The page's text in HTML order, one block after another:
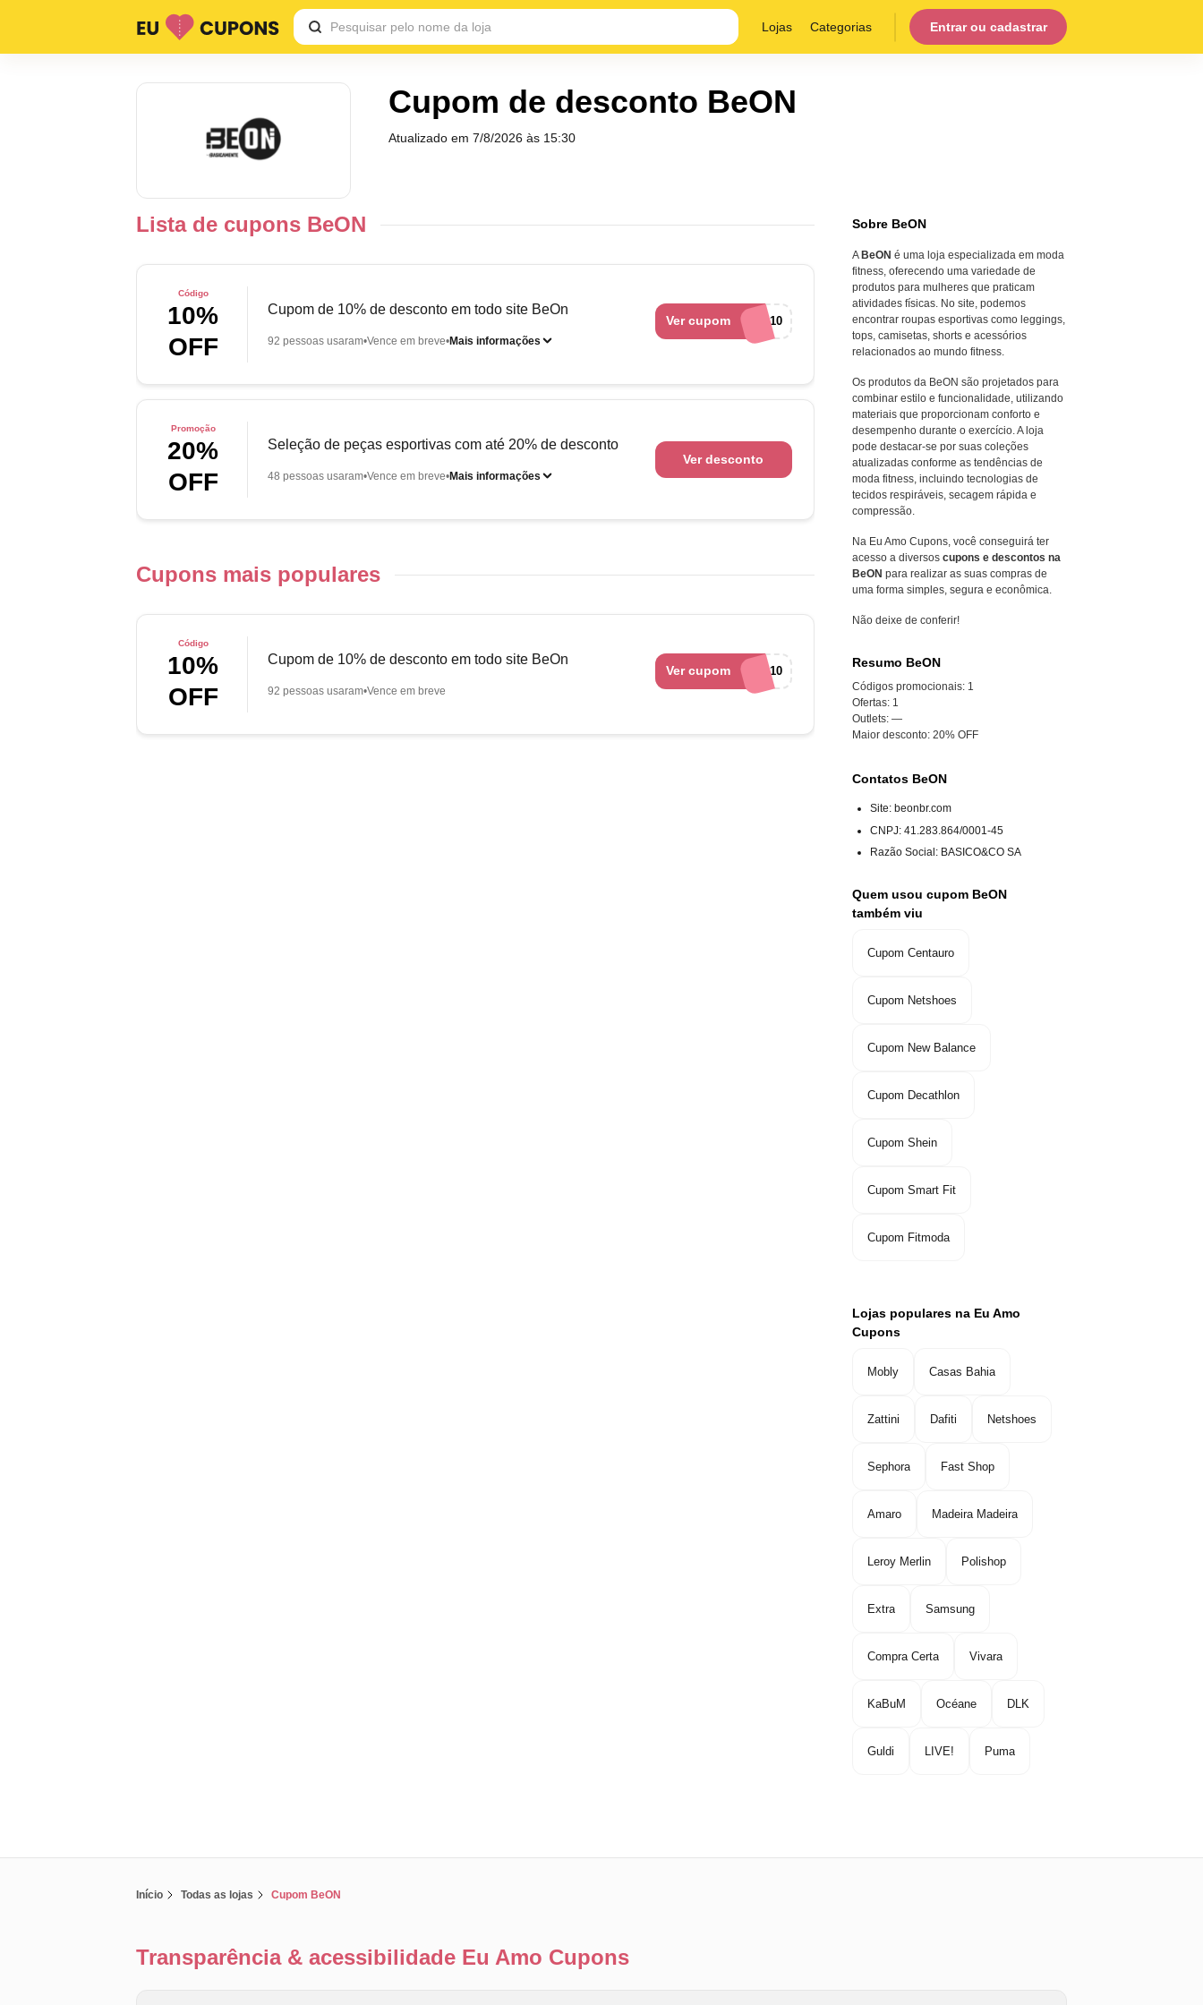
Lojas Categorias Entrar ou cadastrar
Cupom de desconto BeON
Atualizado em7/8/2026 às 15:30
Lista de cupons BeON
Código
10%
OFF
Cupom de 10% de desconto em todo site BeOn
92 pessoas usaram Vence em breve Mais informações
Ver cupomBEMVINDO10
Promoção
20%
OFF
Seleção de peças esportivas com até 20% de desconto
48 pessoas usaram Vence em breve Mais informações
Ver desconto
Cupons mais populares
Código
10%
OFF
Cupom de 10% de desconto em todo site BeOn
92 pessoas usaram Vence em breve
Ver cupomBEMVINDO10
Sobre BeON
A BeON é uma loja especializada em moda
fitness, oferecendo uma variedade de
produtos para mulheres que praticam
atividades físicas. No site, podemos
encontrar roupas esportivas como leggings,
tops, camisetas, shorts e acessórios
relacionados ao mundo fitness.
Os produtos da BeON são projetados para
combinar estilo e funcionalidade, utilizando
materiais que proporcionam conforto e
desempenho durante o exercício. A loja
pode destacar-se por suas coleções
atualizadas conforme as tendências de
moda fitness, incluindo tecnologias de
tecidos respiráveis, secagem rápida e
compressão.
Na Eu Amo Cupons, você conseguirá ter
acesso a diversos cupons e descontos na
BeON para realizar as suas compras de
uma forma simples, segura e econômica.
Não deixe de conferir!
Resumo BeON
Códigos promocionais: 1
Ofertas: 1
Outlets: —
Maior desconto: 20% OFF
Contatos BeON
Site: beonbr.com
CNPJ: 41.283.864/0001-45
Razão Social : BASICO&CO SA
Quem usou cupom BeON
também viu
Cupom Centauro
Cupom Netshoes
Cupom New Balance
Cupom Decathlon
Cupom Shein
Cupom Smart Fit
Cupom Fitmoda
Lojas populares na Eu Amo
Cupons
Mobly Casas Bahia
Zattini Dafiti Netshoes
Sephora Fast Shop
Amaro Madeira Madeira
Leroy Merlin Polishop
Extra Samsung
Compra Certa Vivara
KaBuM Océane DLK
Guldi LIVE! Puma
Início Todas as lojas Cupom BeON
Transparência & acessibilidade Eu Amo Cupons